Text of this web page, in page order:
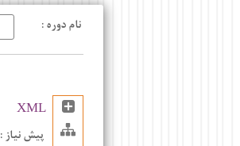
نام دوره :
XML
پیش نیاز :